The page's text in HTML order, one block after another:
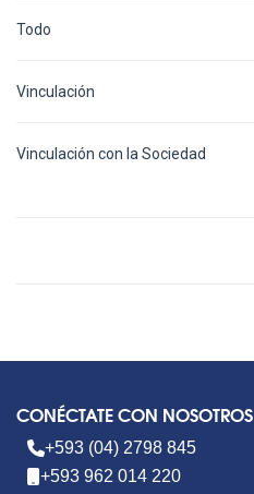
Todo
Vinculación
Vinculación con la Sociedad
CONÉCTATE CON NOSOTROS
+593 (04) 2798 845
+593 962 014 220